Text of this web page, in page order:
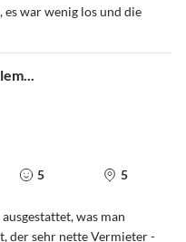
es war wenig los und die
5 5
was man
der sehr nette Vermieter -